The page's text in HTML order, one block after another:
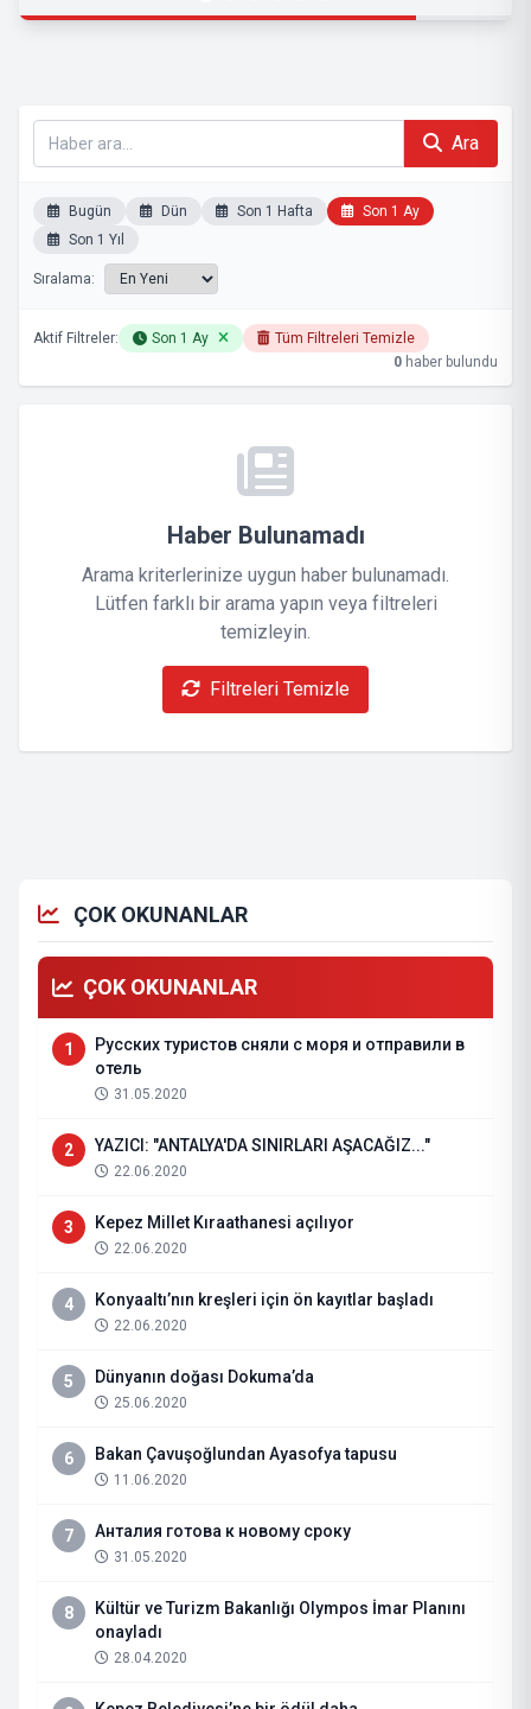
Ara
Bugün Dün Son 1 Hafta
Son 1 Ay
Son 1 Yıl
Sıralama:
Aktif Filtreler: Son 1 Ay
Tüm Filtreleri Temizle
0 haber bulundu
Haber Bulunamadı
Arama kriterlerinize uygun haber bulunamadı.
Lütfen farklı bir arama yapın veya filtreleri
temizleyin.
Filtreleri Temizle
ÇOK OKUNANLAR
ÇOK OKUNANLAR
1
Русских туристов сняли с моря и отправили в
отель
31.05.2020
2 YAZICI: "ANTALYA'DA SINIRLARI AŞACAĞIZ..."
22.06.2020
3 Kepez Millet Kıraathanesi açılıyor
22.06.2020
4 Konyaaltı’nın kreşleri için ön kayıtlar başladı
22.06.2020
5 Dünyanın doğası Dokuma’da
25.06.2020
6 Bakan Çavuşoğlundan Ayasofya tapusu
11.06.2020
7 Анталия готова к новому сроку
31.05.2020
8
Kültür ve Turizm Bakanlığı Olympos İmar Planını
onayladı
28.04.2020